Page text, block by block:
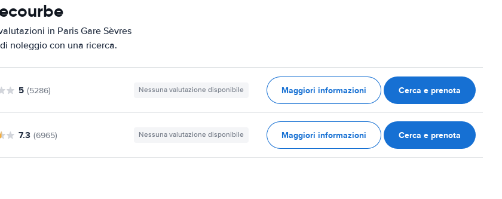
in Paris Gare Sèvres
noleggio con una ricerca.
5 (5286) Nessuna valutazione disponibile Maggiori informazioni Cerca e prenota
7.3 (6965) Nessuna valutazione disponibile Maggiori informazioni Cerca e prenota